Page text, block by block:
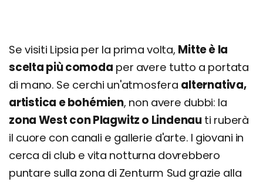
Se visiti Lipsia per la prima volta, Mitte è la
scelta più comoda per avere tutto a portata
di mano. Se cerchi un'atmosfera alternativa,
artistica e bohémien, non avere dubbi: la
zona West con Plagwitz o Lindenauti ruberà
il cuore con canali e gallerie d'arte. I giovani in
cerca di club e vita notturna dovrebbero
puntare sulla zona di Zenturm Sud grazie alla